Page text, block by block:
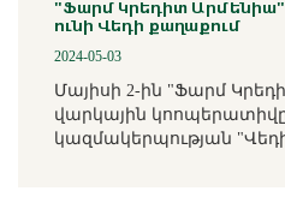
"Ֆարմ Կրեդիտ Արմենիա"
ունի Վեդի քաղաքում
2024-05-03
Մայիսի 2-ին "Ֆարմ
վարկային կոոպերատիվը
կազմակերպության